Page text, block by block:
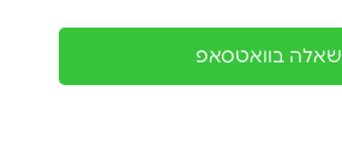
שאלה בוואטסאפ